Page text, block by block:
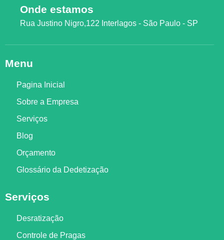
Onde estamos
Rua Justino Nigro,122 Interlagos - São Paulo - SP
Menu
Pagina Inicial
Sobre a Empresa
Serviços
Blog
Orçamento
Glossário da Dedetização
Serviços
Desratização
Controle de Pragas